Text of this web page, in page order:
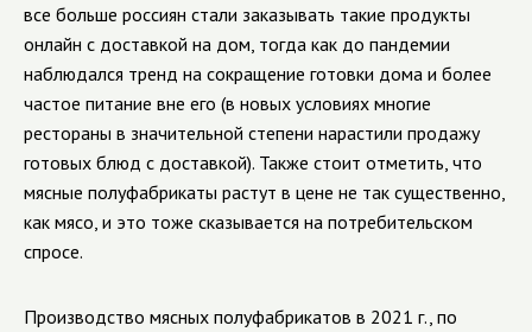
все больше россиян стали заказывать такие продукты
онлайн с доставкой на дом, тогда как до пандемии
наблюдался тренд на сокращение готовки дома и более
частое питание вне его (в новых условиях многие
рестораны в значительной степени нарастили продажу
готовых блюд с доставкой). Также стоит отметить, что
мясные полуфабрикаты растут в цене не так существенно,
как мясо, и это тоже сказывается на потребительском
спросе.
Производство мясных полуфабрикатов в 2021 г., по